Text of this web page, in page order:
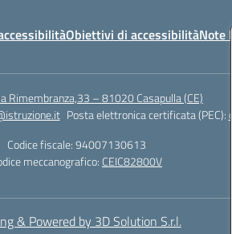
Obiettivi di accessibilitàNote
Rimembranza,33 – 81020 Casapulla (CE)
Posta elettronica certificata (PEC):
Codice fiscale: 94007130613
meccanografico: CEIC82800V
& Powered by 3D Solution S.r.l.